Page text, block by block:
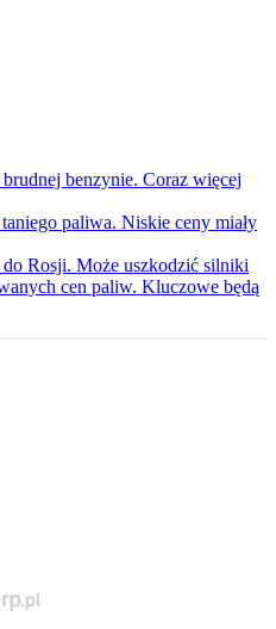
benzynie. Coraz więcej
paliwa. Niskie ceny miały
Rosji. Może uszkodzić silniki
cen paliw. Kluczowe będą